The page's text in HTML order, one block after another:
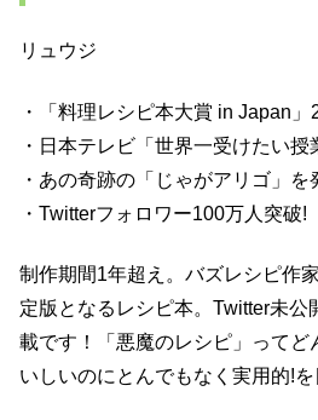
リュウジ
・「料理レシピ本大賞 in Japan」
・日本テレビ「世界一受けたい授
・あの奇跡の「じゃがアリゴ」
・Twitterフォロワー100万人突破!
制作期間1年超え。バズレシピ作
定版となるレシピ本。Twitter未公
載です！「悪魔のレシピ」ってど
いしいのにとんでもなく実用的!を